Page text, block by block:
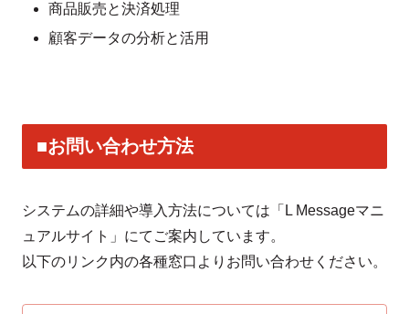
商品販売と決済処理
顧客データの分析と活用
■お問い合わせ方法
システムの詳細や導入方法については「L Messageマニ
ュアルサイト」にてご案内しています。
以下のリンク内の各種窓口よりお問い合わせください。